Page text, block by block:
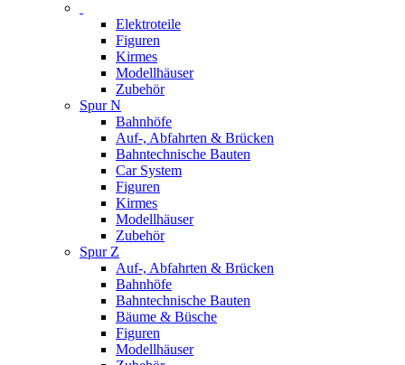
Elektroteile
Figuren
Kirmes
Modellhäuser
Zubehör
Spur N
Bahnhöfe
Auf-, Abfahrten & Brücken
Bahntechnische Bauten
Car System
Figuren
Kirmes
Modellhäuser
Zubehör
Spur Z
Auf-, Abfahrten & Brücken
Bahnhöfe
Bahntechnische Bauten
Bäume & Büsche
Figuren
Modellhäuser